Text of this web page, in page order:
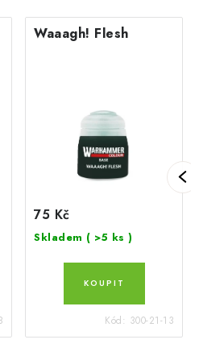
Waaagh! Flesh
75 Kč
Skladem ( >5 ks )
Kód: 300-21-13